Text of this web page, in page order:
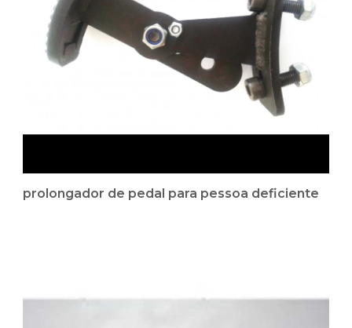
prolongador de pedal para pessoa deficiente